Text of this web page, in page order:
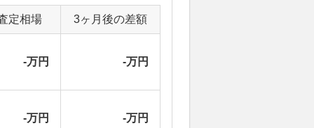
定相場 3ヶ月後の差額
-万円 -万円
-万円 -万円